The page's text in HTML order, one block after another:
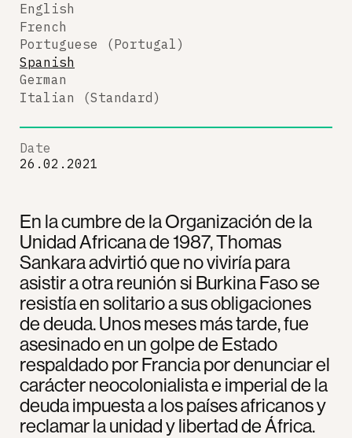
En la cumbre de la Organización de la
Unidad Africana de 1987, Thomas
Sankara advirtió que no viviría para
asistir a otra reunión si Burkina Faso se
resistía en solitario a sus obligaciones
de deuda. Unos meses más tarde, fue
asesinado en un golpe de Estado
respaldado por Francia por denunciar el
carácter neocolonialista e imperial de la
deuda impuesta a los países africanos y
reclamar la unidad y libertad de África.
English
French
Portuguese (Portugal)
Spanish
German
Italian (Standard)
Date
26.02.2021